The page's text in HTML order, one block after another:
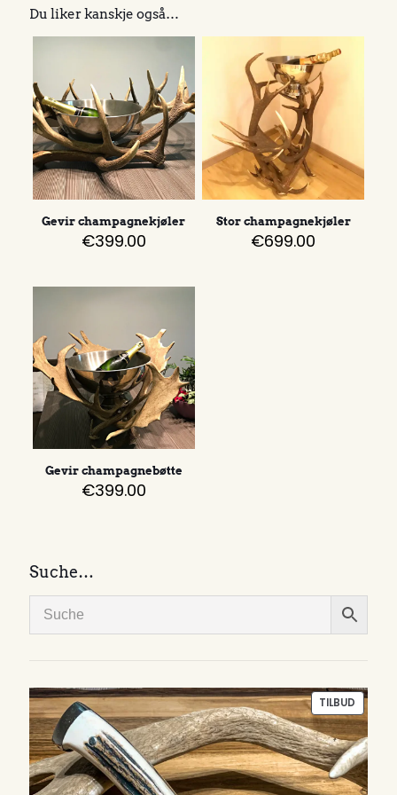
Du liker kanskje også…
Gevir champagnekjøler
€399.00
Stor champagnekjøler
€699.00
Gevir champagnebøtte
€399.00
Suche…
TILBUD
PÅ
SALG